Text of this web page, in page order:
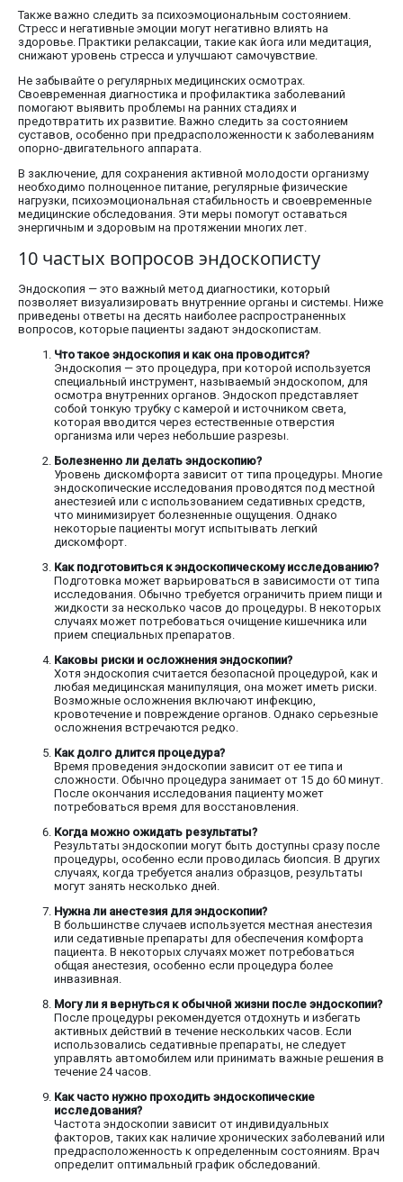
Также важно следить за психоэмоциональным состоянием.
Стресс и негативные эмоции могут негативно влиять на
здоровье. Практики релаксации, такие как йога или медитация,
снижают уровень стресса и улучшают самочувствие.
Не забывайте о регулярных медицинских осмотрах.
Своевременная диагностика и профилактика заболеваний
помогают выявить проблемы на ранних стадиях и
предотвратить их развитие. Важно следить за состоянием
суставов, особенно при предрасположенности к заболеваниям
опорно-двигательного аппарата.
В заключение, для сохранения активной молодости организму
необходимо полноценное питание, регулярные физические
нагрузки, психоэмоциональная стабильность и своевременные
медицинские обследования. Эти меры помогут оставаться
энергичным и здоровым на протяжении многих лет.
10 частых вопросов эндоскописту
Эндоскопия — это важный метод диагностики, который
позволяет визуализировать внутренние органы и системы. Ниже
приведены ответы на десять наиболее распространенных
вопросов, которые пациенты задают эндоскопистам.
Что такое эндоскопия и как она проводится?
Эндоскопия — это процедура, при которой используется
специальный инструмент, называемый эндоскопом, для
осмотра внутренних органов. Эндоскоп представляет
собой тонкую трубку с камерой и источником света,
которая вводится через естественные отверстия
организма или через небольшие разрезы.
Болезненно ли делать эндоскопию?
Уровень дискомфорта зависит от типа процедуры. Многие
эндоскопические исследования проводятся под местной
анестезией или с использованием седативных средств,
что минимизирует болезненные ощущения. Однако
некоторые пациенты могут испытывать легкий
дискомфорт.
Как подготовиться к эндоскопическому исследованию?
Подготовка может варьироваться в зависимости от типа
исследования. Обычно требуется ограничить прием пищи и
жидкости за несколько часов до процедуры. В некоторых
случаях может потребоваться очищение кишечника или
прием специальных препаратов.
Каковы риски и осложнения эндоскопии?
Хотя эндоскопия считается безопасной процедурой, как и
любая медицинская манипуляция, она может иметь риски.
Возможные осложнения включают инфекцию,
кровотечение и повреждение органов. Однако серьезные
осложнения встречаются редко.
Как долго длится процедура?
Время проведения эндоскопии зависит от ее типа и
сложности. Обычно процедура занимает от 15 до 60 минут.
После окончания исследования пациенту может
потребоваться время для восстановления.
Когда можно ожидать результаты?
Результаты эндоскопии могут быть доступны сразу после
процедуры, особенно если проводилась биопсия. В других
случаях, когда требуется анализ образцов, результаты
могут занять несколько дней.
Нужна ли анестезия для эндоскопии?
В большинстве случаев используется местная анестезия
или седативные препараты для обеспечения комфорта
пациента. В некоторых случаях может потребоваться
общая анестезия, особенно если процедура более
инвазивная.
Могу ли я вернуться к обычной жизни после эндоскопии?
После процедуры рекомендуется отдохнуть и избегать
активных действий в течение нескольких часов. Если
использовались седативные препараты, не следует
управлять автомобилем или принимать важные решения в
течение 24 часов.
Как часто нужно проходить эндоскопические
исследования?
Частота эндоскопии зависит от индивидуальных
факторов, таких как наличие хронических заболеваний или
предрасположенность к определенным состояниям. Врач
определит оптимальный график обследований.